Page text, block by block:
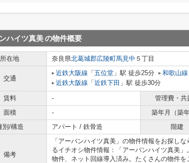
ハイツ真美の物件概要
所在地 奈良県北葛城郡広陵町馬見中 ５丁目
交通
近鉄大阪線 「 五位堂 」駅 徒歩25分 和歌山線
近鉄大阪線 「 近鉄下田 」駅 徒歩30分
賃料 - 管理費・共
面積
- 築年月（築年
別/構造
アパート / 鉄骨造 階建
備考
「アーバンハイツ真美」の物件情報をお探し
るイチオシ物件情報：「アーバンハイツ真美
物件、ネット回線導入済み。たくさんの物件